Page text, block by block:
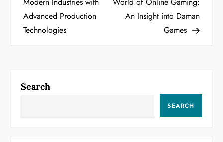
s
a
Advanced Production
Technologies
An Insight into Daman
Games
Search
SEARCH